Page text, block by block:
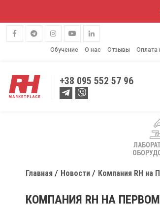
Обучение О нас Отзывы Оплата
+38 095 552 57 96
Главная Новости Компания RH на
КОМПАНИЯ RH НА